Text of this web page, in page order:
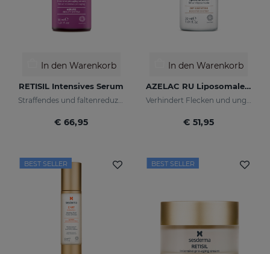
In den Warenkorb
RETISIL Intensives Serum
Straffendes und faltenreduzierendes Pro-Aging-Intensiv-Serum
€ 66,95
In den Warenkorb
AZELAC RU Liposomales Serum
Verhindert Flecken und ungleichmäßigen Hautton
€ 51,95
BEST SELLER BEST SELLER